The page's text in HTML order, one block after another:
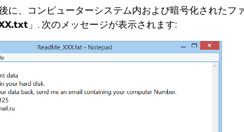
に、コンピューターシステム内および暗号化されたフ
」. 次のメッセージが表示されます: